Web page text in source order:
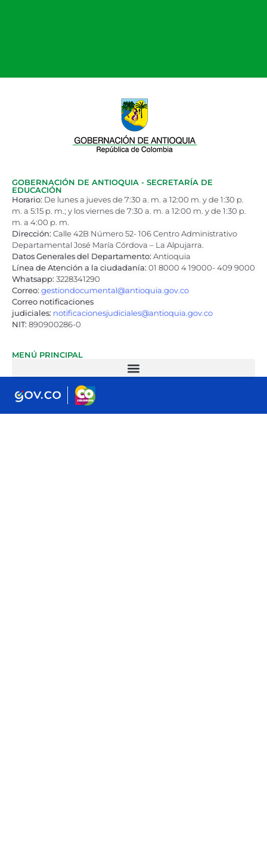
GOBERNACIÓN DE ANTIOQUIA - SECRETARÍA DE
EDUCACIÓN
Horario: De lunes a jueves de 7:30 a. m. a 12:00 m. y de 1:30 p.
m. a 5:15 p. m.; y los viernes de 7:30 a. m. a 12:00 m. y de 1:30 p.
m. a 4:00 p. m.
Dirección: Calle 42B Número 52- 106 Centro Administrativo
Departamental José María Córdova – La Alpujarra.
Datos Generales del Departamento: Antioquia
Línea de Atención a la ciudadanía: 01 8000 4 19000- 409 9000
Whatsapp: 3228341290
Correo: gestiondocumental@antioquia.gov.co
Correo notificaciones
judiciales: notificacionesjudiciales@antioquia.gov.co
NIT: 890900286-0
MENÚ PRINCIPAL